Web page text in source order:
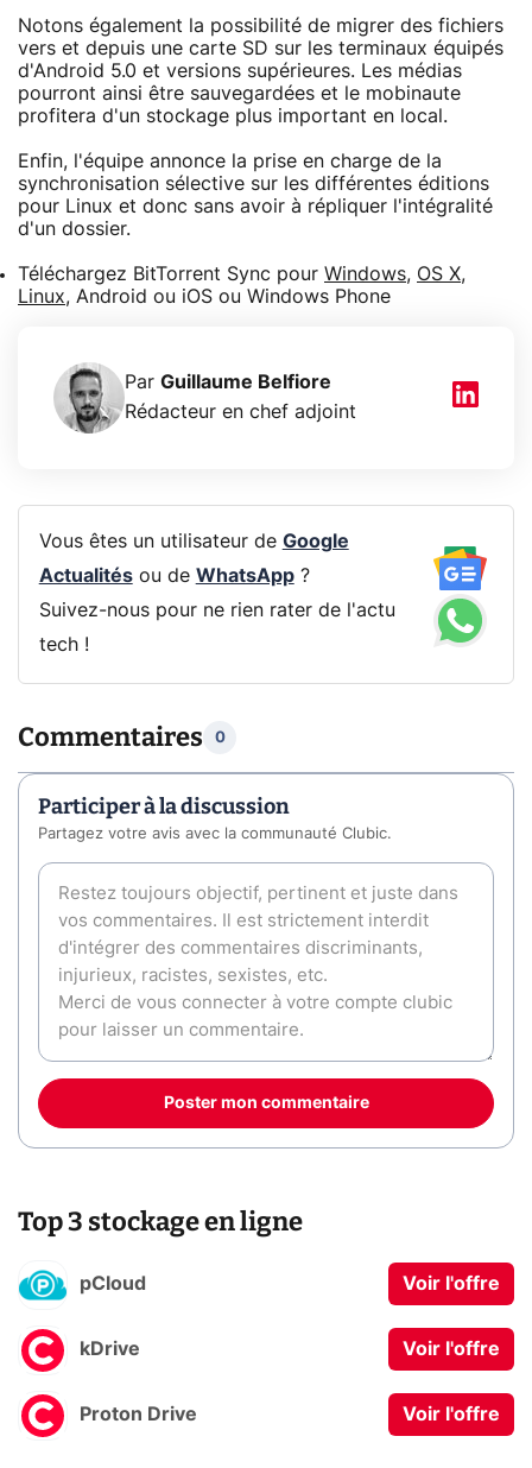
Notons également la possibilité de migrer des fichiers
vers et depuis une carte SD sur les terminaux équipés
d'Android 5.0 et versions supérieures. Les médias
pourront ainsi être sauvegardées et le mobinaute
profitera d'un stockage plus important en local.
Enfin, l'équipe annonce la prise en charge de la
synchronisation sélective sur les différentes éditions
pour Linux et donc sans avoir à répliquer l'intégralité
d'un dossier.
Téléchargez BitTorrent Sync pour Windows, OS X,
Linux, Android ou iOS ou Windows Phone
Par Guillaume Belfiore
Rédacteur en chef adjoint
Vous êtes un utilisateur de Google
Actualitésou de WhatsApp?
Suivez-nous pour ne rien rater de l'actu
tech !
Commentaires 0
Participer à la discussion
Partagez votre avis avec la communauté Clubic.
Poster mon commentaire
Top 3 stockage en ligne
pCloud Voir l'offre
kDrive Voir l'offre
Proton Drive Voir l'offre